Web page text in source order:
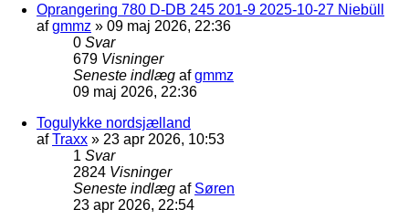
Oprangering 780 D-DB 245 201-9 2025-10-27 Niebüll
afgmmz » 09 maj 2026, 22:36
0 Svar
679 Visninger
Seneste indlæg afgmmz
09 maj 2026, 22:36
Togulykke nordsjælland
afTraxx » 23 apr 2026, 10:53
1 Svar
2824 Visninger
Seneste indlæg af Søren
23 apr 2026, 22:54